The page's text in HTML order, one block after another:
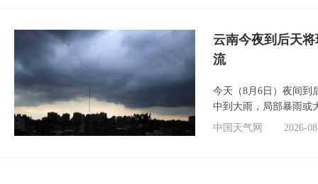
云南今夜到后天
流
今天（8月6日）夜间到
中到大雨，局部暴雨或
中国天气网
2026-